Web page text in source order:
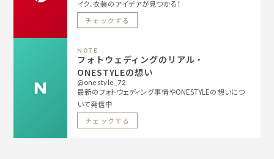
イク、衣装のアイデアが見つかる！
チェックする
NOTE
フォトウェディングのリアル・
ONESTYLEの想い
@onestyle_72
最新のフォトウェディング事情やONESTYLEの想いにつ
いて発信中
チェックする